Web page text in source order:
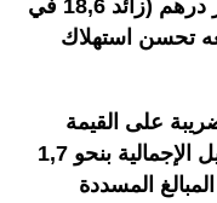
برسم هذه الضريبة بمقدار 2,4 مليار درهم (زائد 18,6 في
تحسن استهلاك
على القيمة
المضافة المحلية ارتفاعا في المداخيل الإجمالية بنحو 1,7
المسددة